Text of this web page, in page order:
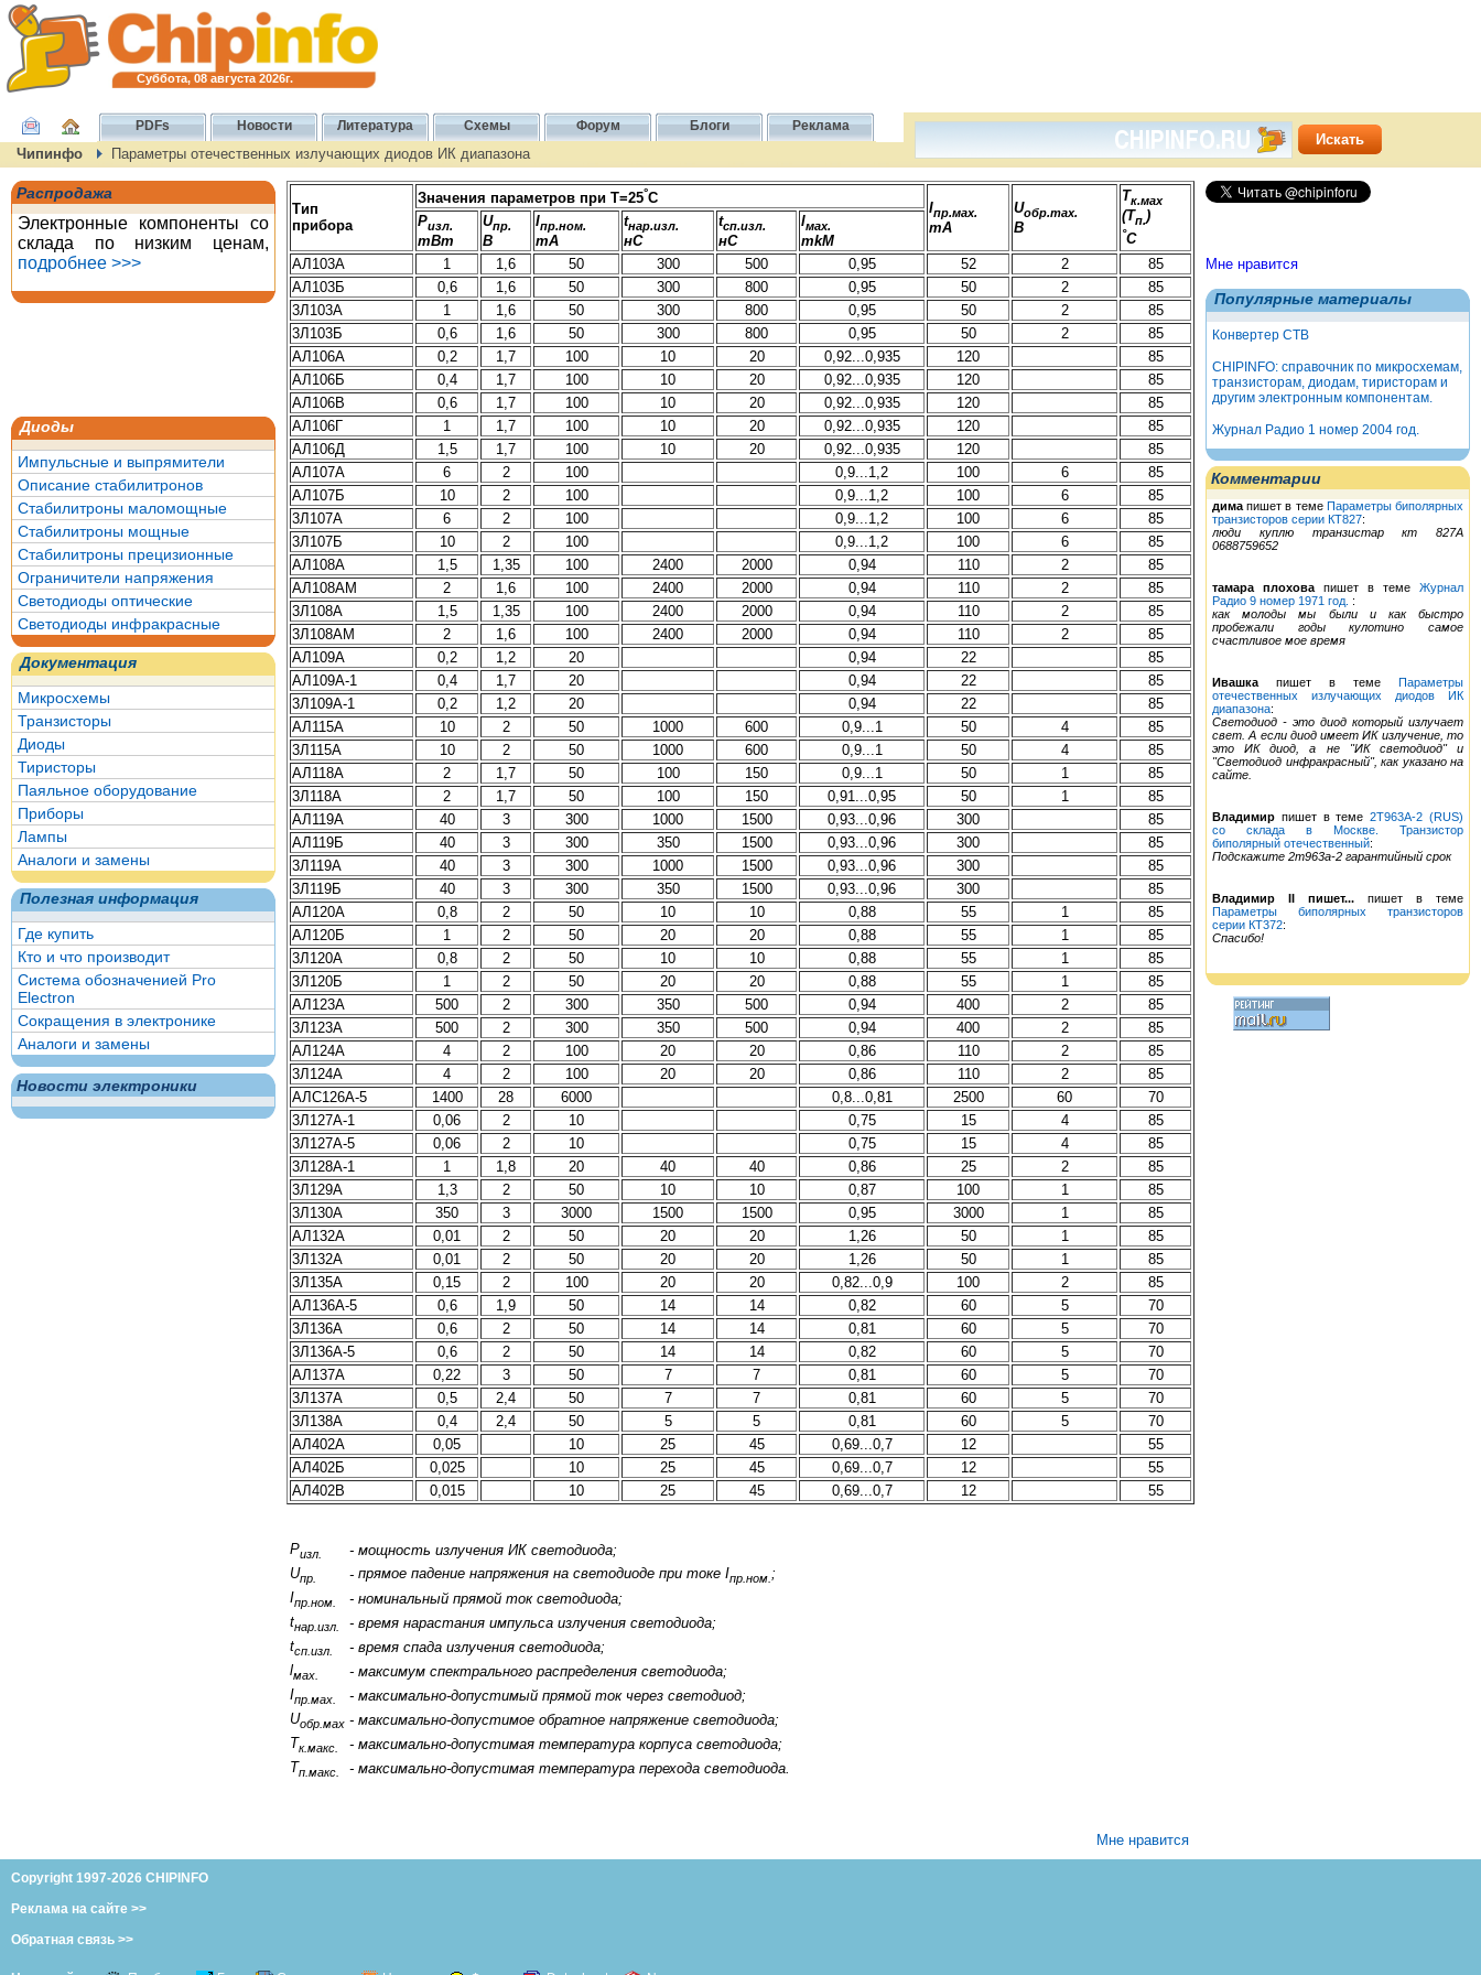
Суббота, 08 августа 2026г.
PDFs Новости Литература Схемы Форум Блоги Реклама
Чипинфо Параметры отечественных излучающих диодов ИК диапазона
Распродажа
Электронные компоненты со
склада по низким ценам,
подробнее >>>
Диоды
Импульсные и выпрямители
Описание стабилитронов
Стабилитроны маломощные
Стабилитроны мощные
Стабилитроны прецизионные
Ограничители напряжения
Светодиоды оптические
Светодиоды инфракрасные
Документация
Микросхемы
Транзисторы
Диоды
Тиристоры
Паяльное оборудование
Приборы
Лампы
Аналоги и замены
Полезная информация
Где купить
Кто и что производит
Система обозначенией Pro
Electron
Сокращения в электронике
Аналоги и замены
Новости электроники
Мне нравится
Популярные материалы
Конвертер СТВ
CHIPINFO: справочник по микросхемам,
транзисторам, диодам, тиристорам и
другим электронным компонентам.
Журнал Радио 1 номер 2004 год.
Комментарии
дима пишет в теме Параметры биполярных
транзисторов серии КТ827:
люди куплю транзистар кт 827А
0688759652
тамара плохова пишет в теме Журнал
Радио 9 номер 1971 год. :
как молоды мы были и как быстро
пробежали годы кулотино самое
счастливое мое время
Ивашка пишет в теме Параметры
отечественных излучающих диодов ИК
диапазона:
Светодиод - это диод который излучает
свет. А если диод имеет ИК излучение, то
это ИК диод, а не "ИК светодиод" и
"Светодиод инфракрасный", как указано на
сайте.
Владимир пишет в теме2Т963А-2 (RUS)
со склада в Москве. Транзистор
биполярный отечественный:
Подскажите 2т963а-2 гарантийный срок
Владимир II пишет... пишет в теме
Параметры биполярных транзисторов
серии КТ372:
Спасибо!
Тип
прибора
Значения параметров при Т=25°С
Iпр.мах.
mA
Uобр.max.
B
Тк.мах
(Тп. )
°С
Pизл.
mBт
Uпр.
B
Iпр.ном.
mA
tнар.изл.
нС
tсп.изл.
нС
lмах.
mkM
АЛ103А
1 1,6 50 300 500 0,95 52 2
85
АЛ103Б
0,6 1,6 50 300 800 0,95 50 2
85
3Л103А
1 1,6 50 300 800 0,95 50 2
85
3Л103Б
0,6 1,6 50 300 800 0,95 50 2
85
АЛ106А
0,2 1,7 100 10 20 0,92...0,935 120
85
АЛ106Б
0,4 1,7 100 10 20 0,92...0,935 120
85
АЛ106В
0,6 1,7 100 10 20 0,92...0,935 120
85
АЛ106Г
1 1,7 100 10 20 0,92...0,935 120
85
АЛ106Д
1,5 1,7 100 10 20 0,92...0,935 120
85
АЛ107А
6 2 100 0,9...1,2 100 6
85
АЛ107Б
10 2 100 0,9...1,2 100 6
85
3Л107А
6 2 100 0,9...1,2 100 6
85
3Л107Б
10 2 100 0,9...1,2 100 6
85
АЛ108А
1,5 1,35 100 2400 2000 0,94 110 2
85
АЛ108АМ
2 1,6 100 2400 2000 0,94 110 2
85
3Л108А
1,5 1,35 100 2400 2000 0,94 110 2
85
3Л108АМ
2 1,6 100 2400 2000 0,94 110 2
85
АЛ109А
0,2 1,2 20 0,94 22
85
АЛ109А-1
0,4 1,7 20 0,94 22
85
3Л109А-1
0,2 1,2 20 0,94 22
85
АЛ115А
10 2 50 1000 600 0,9...1 50 4
85
3Л115А
10 2 50 1000 600 0,9...1 50 4
85
АЛ118А
2 1,7 50 100 150 0,9...1 50 1
85
3Л118А
2 1,7 50 100 150 0,91...0,95 50 1
85
АЛ119А
40 3 300 1000 1500 0,93...0,96 300
85
АЛ119Б
40 3 300 350 1500 0,93...0,96 300
85
3Л119А
40 3 300 1000 1500 0,93...0,96 300
85
3Л119Б
40 3 300 350 1500 0,93...0,96 300
85
АЛ120А
0,8 2 50 10 10 0,88 55 1
85
АЛ120Б
1 2 50 20 20 0,88 55 1
85
3Л120А
0,8 2 50 10 10 0,88 55 1
85
3Л120Б
1 2 50 20 20 0,88 55 1
85
АЛ123А
500 2 300 350 500 0,94 400 2
85
3Л123А
500 2 300 350 500 0,94 400 2
85
АЛ124А
4 2 100 20 20 0,86 110 2
85
3Л124А
4 2 100 20 20 0,86 110 2
85
АЛС126А-5
1400 28 6000 0,8...0,81 2500 60
70
3Л127А-1
0,06 2 10 0,75 15 4
85
3Л127А-5
0,06 2 10 0,75 15 4
85
3Л128А-1
1 1,8 20 40 40 0,86 25 2
85
3Л129А
1,3 2 50 10 10 0,87 100 1
85
3Л130А
350 3 3000 1500 1500 0,95 3000 1
85
АЛ132А
0,01 2 50 20 20 1,26 50 1
85
3Л132А
0,01 2 50 20 20 1,26 50 1
85
3Л135А
0,15 2 100 20 20 0,82...0,9 100 2
85
АЛ136А-5
0,6 1,9 50 14 14 0,82 60 5
70
3Л136А
0,6 2 50 14 14 0,81 60 5
70
3Л136А-5
0,6 2 50 14 14 0,82 60 5
70
АЛ137А
0,22 3 50 7 7 0,81 60 5
70
3Л137А
0,5 2,4 50 7 7 0,81 60 5
70
3Л138А
0,4 2,4 50 5 5 0,81 60 5
70
АЛ402А
0,05 10 25 45 0,69...0,7 12
55
АЛ402Б
0,025 10 25 45 0,69...0,7 12
55
АЛ402В
0,015 10 25 45 0,69...0,7 12 55
Pизл. - мощность излучения ИК светодиода;
Uпр. - прямое падение напряжения на светодиоде при токе Iпр.ном. ;
Iпр.ном. - номинальный прямой ток светодиода;
tнар.изл. - время нарастания импульса излучения светодиода;
tсп.изл. - время спада излучения светодиода;
lмах. - максимум спектрального распределения светодиода;
Iпр.мах. - максимально-допустимый прямой ток через светодиод;
Uобр.мах - максимально-допустимое обратное напряжение светодиода;
Тк.макс. - максимально-допустимая температура корпуса светодиода;
Тп.макс. - максимально-допустимая температура перехода светодиода.
Мне нравится
Copyright 1997-2026 CHIPINFO
Реклама на сайте >>
Обратная связь >>